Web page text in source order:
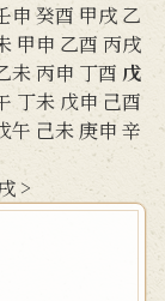
申 癸酉 甲戌 乙
甲申 乙酉 丙戌
未 丙申 丁酉 戊
丁未 戊申 己酉
午 己未 庚申 辛
>